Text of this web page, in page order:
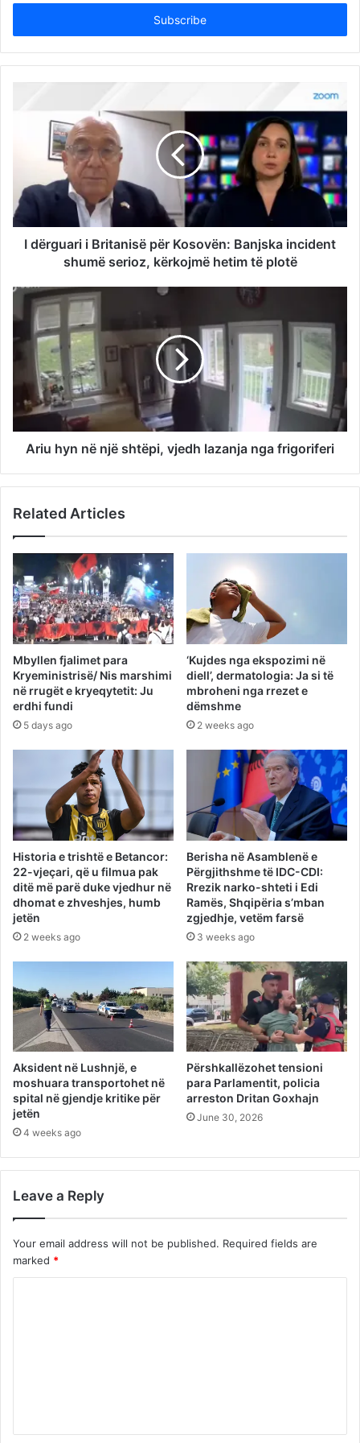
Email
I dërguari i Britanisë për Kosovën: Banjska incident
shumë serioz, kërkojmë hetim të plotë
Ariu hyn në një shtëpi, vjedh lazanja nga frigoriferi
Related Articles
Mbyllen fjalimet para
Kryeministrisë/ Nis marshimi
në rrugët e kryeqytetit: Ju
erdhi fundi
5 days ago
‘Kujdes nga ekspozimi në
diell’, dermatologia: Ja si të
mbroheni nga rrezet e
dëmshme
2 weeks ago
Historia e trishtë e Betancor:
22-vjeçari, që u filmua pak
ditë më parë duke vjedhur në
dhomat e zhveshjes, humb
jetën
2 weeks ago
Berisha në Asamblenë e
Përgjithshme të IDC-CDI:
Rrezik narko-shteti i Edi
Ramës, Shqipëria s’mban
zgjedhje, vetëm farsë
3 weeks ago
Aksident në Lushnjë, e
moshuara transportohet në
spital në gjendje kritike për
jetën
4 weeks ago
Përshkallëzohet tensioni
para Parlamentit, policia
arreston Dritan Goxhajn
June 30, 2026
Leave a Reply
Your email address will not be published. Required fields are
marked *
t